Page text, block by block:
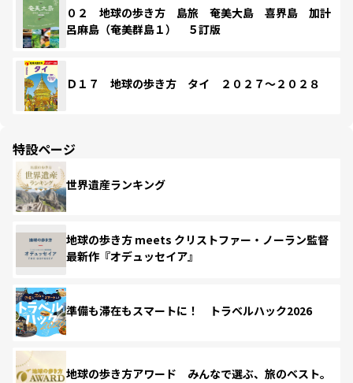
０２ 地球の歩き方 島旅 奄美大島 喜界島 加計
呂麻島（奄美群島１） ５訂版
Ｄ１７ 地球の歩き方 タイ ２０２７～２０２８
特設ページ
世界遺産ランキング
地球の歩き方 meets クリストファー・ノーラン監督
最新作『オデュッセイア』
準備も滞在もスマートに！ トラベルハック2026
地球の歩き方アワード みんなで選ぶ、旅のベスト。